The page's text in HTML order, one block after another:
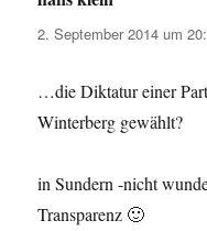
2. September 2014 um
…die Diktatur einer
Winterberg gewählt?
in Sundern -nicht
Transparenz 🙂